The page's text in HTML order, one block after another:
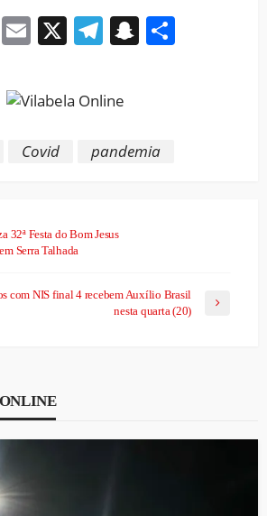
CopyEmail
X Telegram
Snapchat
Covid pandemia
32ª Festa do Bom Jesus
Serra Talhada
com NIS final 4 recebem Auxílio Brasil
nesta quarta (20)